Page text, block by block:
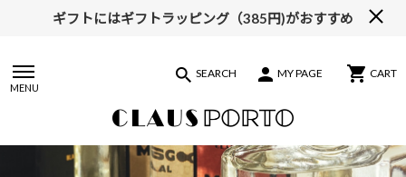
ギフトにはギフトラッピング（385円)がおすすめ
MENU
SEARCH MY PAGE CART